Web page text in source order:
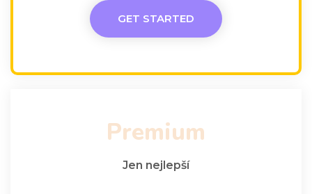
GET STARTED
Premium
Jen nejlepší